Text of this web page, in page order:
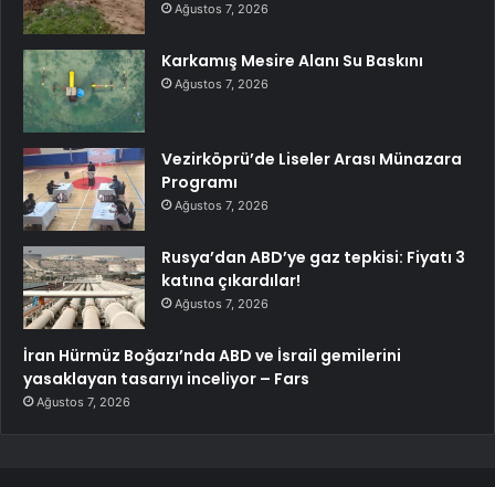
Ağustos 7, 2026
Karkamış Mesire Alanı Su Baskını
Ağustos 7, 2026
Vezirköprü’de Liseler Arası Münazara
Programı
Ağustos 7, 2026
Rusya’dan ABD’ye gaz tepkisi: Fiyatı 3
katına çıkardılar!
Ağustos 7, 2026
İran Hürmüz Boğazı’nda ABD ve İsrail gemilerini
yasaklayan tasarıyı inceliyor – Fars
Ağustos 7, 2026